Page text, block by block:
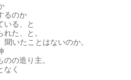
るのか
いる、と
た、と。
いたことはないのか。
の造り主。
く